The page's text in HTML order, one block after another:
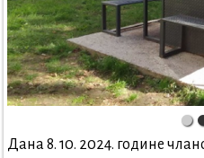
Дана 8. 10. 2024. године